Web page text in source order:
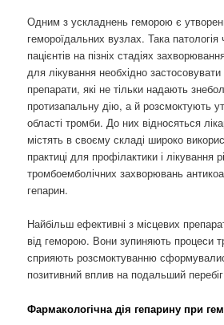
Одним з ускладнень геморою є
гемороїдальних вузлах. Така патологія
пацієнтів на пізніх стадіях
для лікування необхідно застосовувати
препарати, які не тільки надають
протизапальну дію, а й розсмоктують
області тромби. До них відносяться
містять в своєму складі широко
практиці для профілактики і лікування
тромбоемболічних захворювань
гепарин.
Найбільш ефективні з місцевих
від геморою. Вони зупиняють процеси
сприяють розсмоктуванню
позитивний вплив на подальший
Фармакологічна дія гепарину при